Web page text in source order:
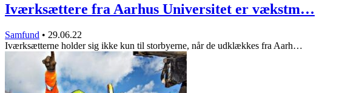
Iværksættere fra Aarhus Universitet er vækstm…
Samfund • 29.06.22
Iværksætterne holder sig ikke kun til storbyerne, når de udklækkes fra Aarh…